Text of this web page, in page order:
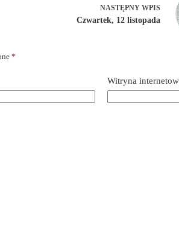
NASTĘPNY WPIS
Czwartek, 12 listopada
*
Witryna